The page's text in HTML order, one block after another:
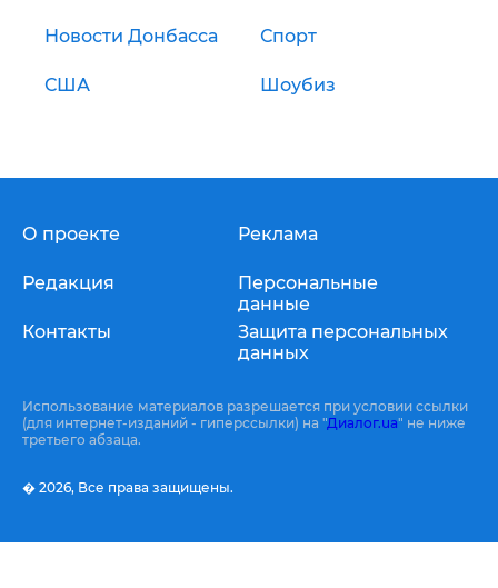
Новости Донбасса Спорт
США Шоубиз
О проекте
Редакция
Контакты
Реклама
Персональные
данные
Защита персональных
данных
Использование материалов разрешается при условии ссылки
(для интернет-изданий - гиперссылки) на "Диалог.ua" не ниже
третьего абзаца.
� 2026, Все права защищены.